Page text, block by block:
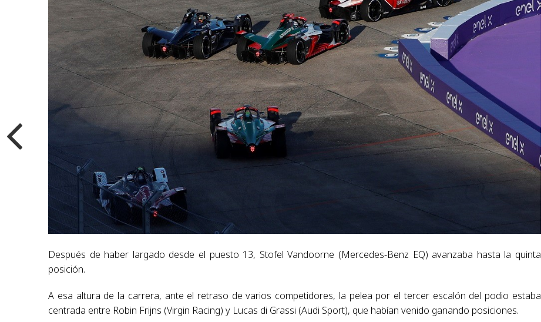
Después de haber largado desde el puesto 13, Stofel Vandoorne (Mercedes-Benz EQ) avanzaba hasta la quinta
posición.
A esa altura de la carrera, ante el retraso de varios competidores, la pelea por el tercer escalón del podio estaba
centrada entre Robin Frijns (Virgin Racing) y Lucas di Grassi (Audi Sport), que habían venido ganando posiciones.